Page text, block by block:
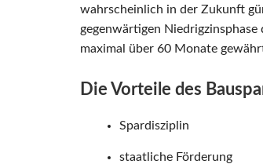
wahrscheinlich in der Zukunft
gegenwärtigen
maximal über 60 Monate
Die Vorteile des
Spardisziplin
staatliche Förderung